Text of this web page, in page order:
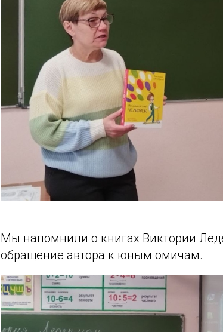
Мы напомнили о книгах Виктории
обращение автора к юным омичам.